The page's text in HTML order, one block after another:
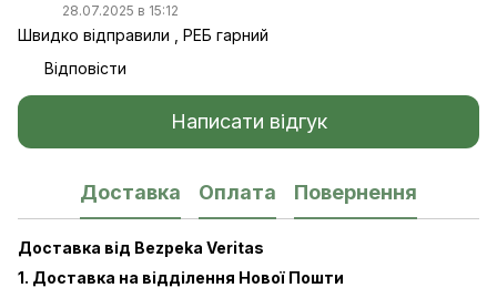
28.07.2025 в 15:12
Швидко відправили , РЕБ гарний
Відповісти
Написати відгук
Доставка Оплата Повернення
Доставка від Bezpeka Veritas
1. Доставка на відділення Нової Пошти